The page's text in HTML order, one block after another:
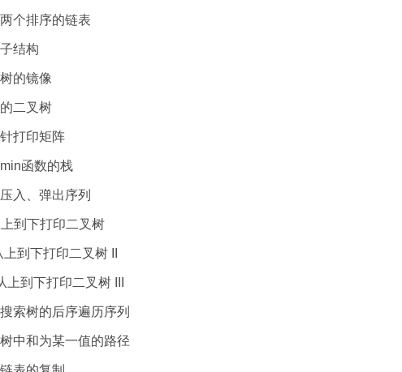
个排序的链表
结构
的镜像
二叉树
打印矩阵
函数的栈
入、弹出序列
到下打印二叉树
到下打印二叉树 II
上到下打印二叉树 III
索树的后序遍历序列
中和为某一值的路径